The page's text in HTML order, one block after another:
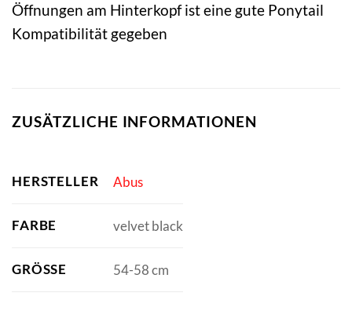
Öffnungen am Hinterkopf ist eine gute Ponytail
Kompatibilität gegeben
ZUSÄTZLICHE INFORMATIONEN
HERSTELLER Abus
FARBE velvet black
GRÖSSE 54-58 cm